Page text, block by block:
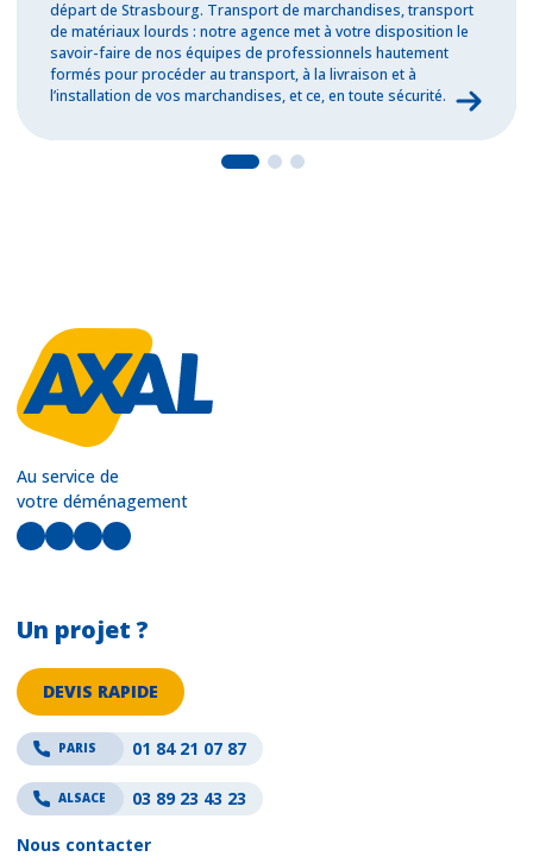
départ de Strasbourg. Transport de marchandises, transport
de matériaux lourds : notre agence met à votre disposition le
savoir-faire de nos équipes de professionnels hautement
formés pour procéder au transport, à la livraison et à
l’installation de vos marchandises, et ce, en toute sécurité.
Au service de
votre déménagement
LinkedIn
Facebook
Instagram
YouTube
Un projet ?
DEVIS RAPIDE
PARIS 01 84 21 07 87
ALSACE 03 89 23 43 23
Nous contacter